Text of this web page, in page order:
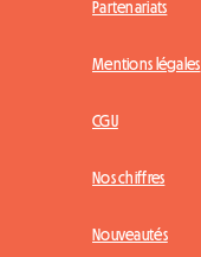
Partenariats
Mentions légales
CGU
Nos chiffres
Nouveautés